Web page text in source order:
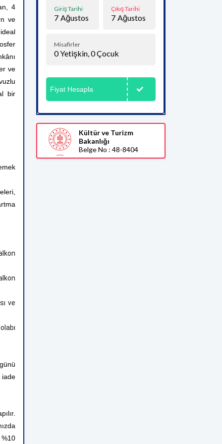
4
ve
ve
bir
ve
iade
Giriş Tarihi
7 Ağustos
Çıkış Tarihi
7 Ağustos
Misafirler
0Yetişkin,0Çocuk
Fiyat Hesapla
Kültür ve Turizm
Bakanlığı
Belge No : 48-8404